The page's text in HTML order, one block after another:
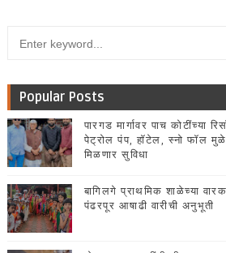
Popular Posts
पारगड मार्गावर पाच कोटींच्या
पेट्रोल पंप, हॉटेल, स्नो फॉल मुळे
मिळणार सुविधा
बागिलगे प्राथमिक शाळेच्या
पंढरपूर आषाढी वारीची अनुभूती